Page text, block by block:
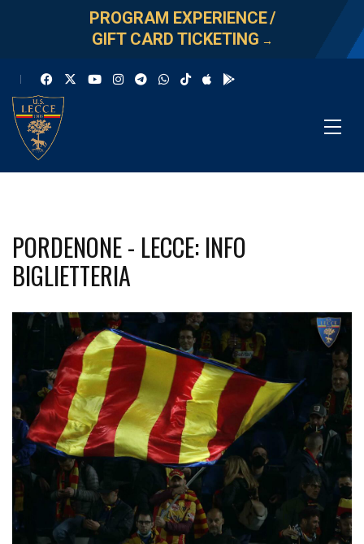
PROGRAM EXPERIENCE/
GIFT CARD TICKETING →
PORDENONE - LECCE: INFO
BIGLIETTERIA